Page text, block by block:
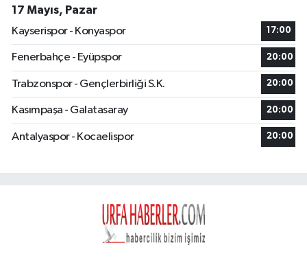
17 Mayıs, Pazar
Kayserispor - Konyaspor
17:00
Fenerbahçe - Eyüpspor 20:00
Trabzonspor - Gençlerbirliği S.K. 20:00
Kasımpaşa - Galatasaray 20:00
Antalyaspor - Kocaelispor 20:00